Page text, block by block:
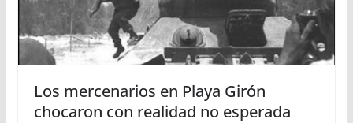
Los mercenarios en Playa Girón
chocaron con realidad no esperada